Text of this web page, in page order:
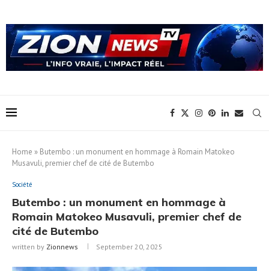
Home » Butembo : un monument en hommage à Romain Matokeo
Musavuli, premier chef de cité de Butembo
Société
Butembo : un monument en hommage à
Romain Matokeo Musavuli, premier chef de
cité de Butembo
written by Zionnews September 20, 2025